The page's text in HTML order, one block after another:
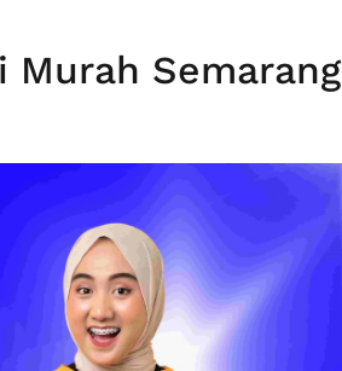
Murah Semarang